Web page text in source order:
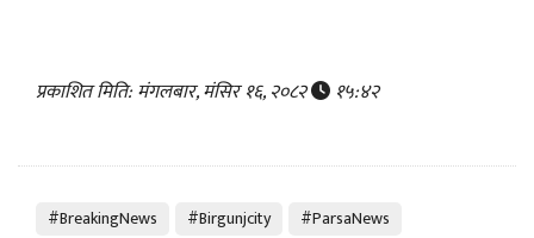
प्रकाशित मिति: मंगलबार, मंसिर १६, २०८२ १५:४२
#BreakingNews #Birgunjcity
#ParsaNews